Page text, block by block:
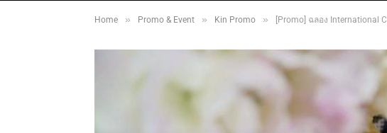
Home » Promo & Event » Kin Promo » [Promo] ฉลอง International